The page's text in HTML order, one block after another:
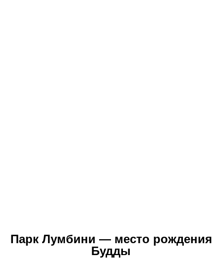
Парк Лумбини — место рождения
Будды